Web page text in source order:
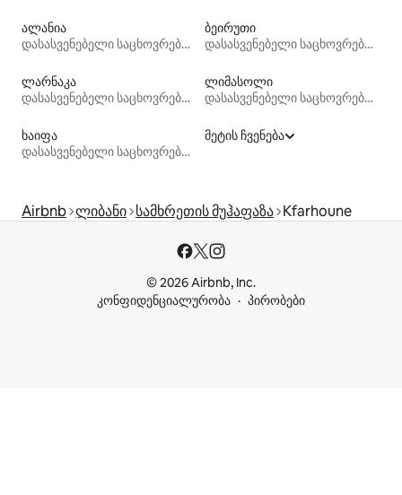
ალანია
დასასვენებელი საცხოვრებლები
ბეირუთი
დასასვენებელი საცხოვრებლები
ლარნაკა
დასასვენებელი საცხოვრებლები
ლიმასოლი
დასასვენებელი საცხოვრებლები
ხაიფა
დასასვენებელი საცხოვრებლები
მეტის ჩვენება
Airbnb ლიბანი სამხრეთის მუჰაფაზა Kfarhoune
© 2026 Airbnb, Inc.
კონფიდენციალურობა
პირობები